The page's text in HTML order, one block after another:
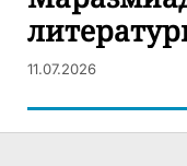
11.07.2026